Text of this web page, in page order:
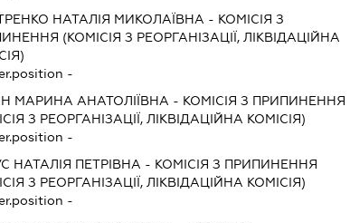
НАТАЛІЯ МИКОЛАЇВНА - КОМІСІЯ З
(КОМІСІЯ З РЕОРГАНІЗАЦІЇ, ЛІКВІДАЦІЙНА
-
МАРИНА АНАТОЛІЇВНА - КОМІСІЯ З ПРИПИНЕННЯ
З РЕОРГАНІЗАЦІЇ, ЛІКВІДАЦІЙНА КОМІСІЯ)
-
НАТАЛІЯ ПЕТРІВНА - КОМІСІЯ З ПРИПИНЕННЯ
З РЕОРГАНІЗАЦІЇ, ЛІКВІДАЦІЙНА КОМІСІЯ)
-